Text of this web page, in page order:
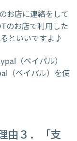
お店に連絡をして
のお店で利用した
といいですよ♪
（ペイパル）
（ペイパル）を使
由３．「支